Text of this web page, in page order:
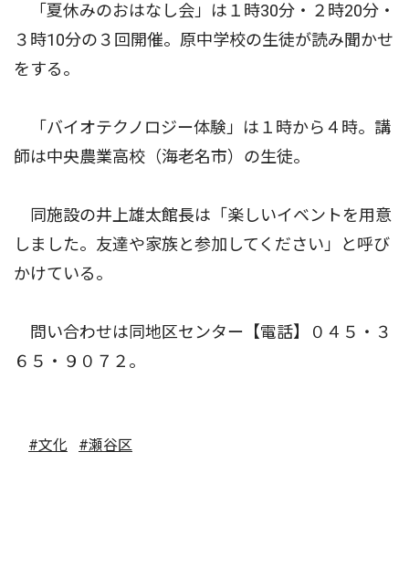
「夏休みのおはなし会」は１時30分・２時20分・
３時10分の３回開催。原中学校の生徒が読み聞かせ
をする。
「バイオテクノロジー体験」は１時から４時。講
師は中央農業高校（海老名市）の生徒。
同施設の井上雄太館長は「楽しいイベントを用意
しました。友達や家族と参加してください」と呼び
かけている。
問い合わせは同地区センター【電話】０４５・３
６５・９０７２。
#文化 #瀬谷区